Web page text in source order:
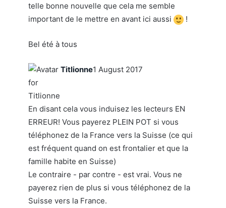
telle bonne nouvelle que cela me semble
important de le mettre en avant ici aussi
!
Bel été à tous
Titlionne1 August 2017
En disant cela vous induisez les lecteurs EN
ERREUR! Vous payerez PLEIN POT si vous
téléphonez de la France vers la Suisse (ce qui
est fréquent quand on est frontalier et que la
famille habite en Suisse)
Le contraire - par contre - est vrai. Vous ne
payerez rien de plus si vous téléphonez de la
Suisse vers la France.